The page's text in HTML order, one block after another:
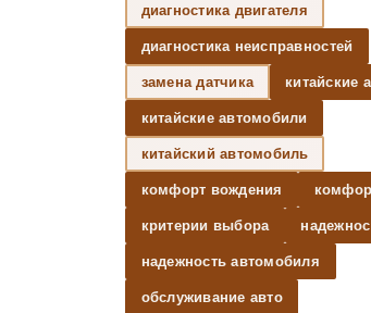
диагностика двигателя
диагностика неисправностей
замена датчика китайские
китайские автомобили
китайский автомобиль
комфорт вождения
критерии выбора
надежность автомобиля
обслуживание авто